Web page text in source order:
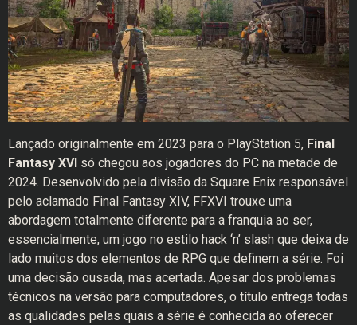
Lançado originalmente em 2023 para o PlayStation 5, Final
Fantasy XVI só chegou aos jogadores do PC na metade de
2024. Desenvolvido pela divisão da Square Enix responsável
pelo aclamado Final Fantasy XIV, FFXVI trouxe uma
abordagem totalmente diferente para a franquia ao ser,
essencialmente, um jogo no estilo hack ‘n’ slash que deixa de
lado muitos dos elementos de RPG que definem a série. Foi
uma decisão ousada, mas acertada. Apesar dos problemas
técnicos na versão para computadores, o título entrega todas
as qualidades pelas quais a série é conhecida ao oferecer